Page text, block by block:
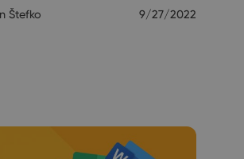
Štefko
9/27/2022